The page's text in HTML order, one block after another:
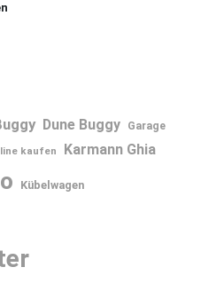
Dune Buggy
Garage
kaufen
Karmann Ghia
Kübelwagen